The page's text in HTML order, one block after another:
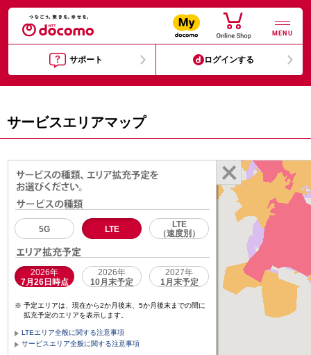
MENU
サポート ログインする
サービスエリアマップ
5G LTE
LTE
（速度別）
2026年
7月26日時点
2026年
10月末予定
2027年
1月末予定
予定エリアは、現在から2か月後末、5か月後末までの間に
拡充予定のエリアを表示します。
LTEエリア全般に関する注意事項
サービスエリア全般に関する注意事項